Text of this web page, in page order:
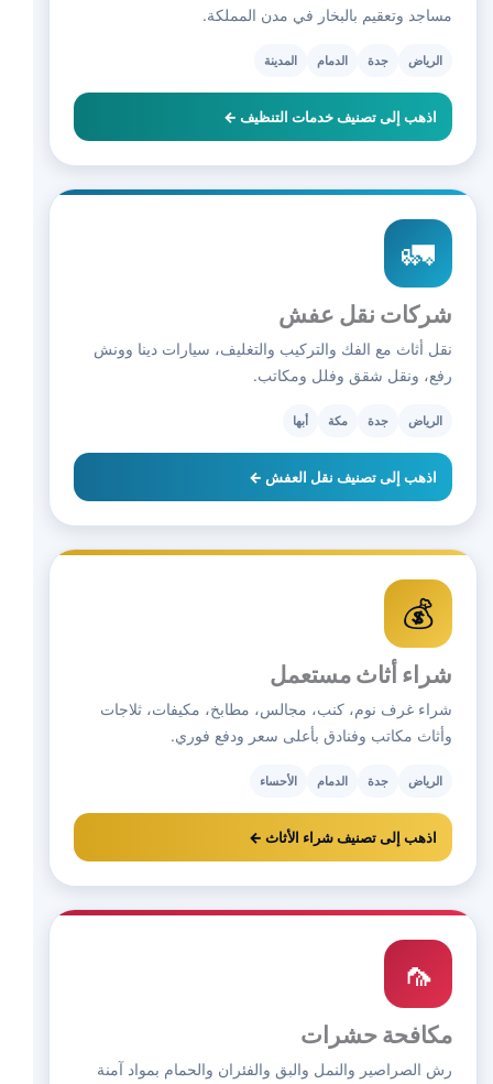
مساجد وتعقيم بالبخار في مدن المملكة.
الرياض جدة الدمام المدينة
اذهب إلى تصنيف خدمات التنظيف ←
🚛
شركات نقل عفش
نقل أثاث مع الفك والتركيب والتغليف، سيارات دينا وونش
رفع، ونقل شقق وفلل ومكاتب.
الرياض جدة مكة أبها
اذهب إلى تصنيف نقل العفش ←
💰
شراء أثاث مستعمل
شراء غرف نوم، كنب، مجالس، مطابخ، مكيفات، ثلاجات
وأثاث مكاتب وفنادق بأعلى سعر ودفع فوري.
الرياض جدة الدمام الأحساء
اذهب إلى تصنيف شراء الأثاث ←
🦟
مكافحة حشرات
رش الصراصير والنمل والبق والفئران والحمام بمواد آمنة